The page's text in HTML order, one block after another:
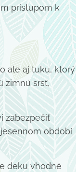
prístupom k
ale aj tuku, ktorý
zimnú srsť,
zabezpečiť
období
deku vhodné